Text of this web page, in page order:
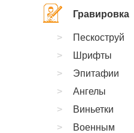
Гравировка
Пескоструй
Шрифты
Эпитафии
Ангелы
Виньетки
Военным